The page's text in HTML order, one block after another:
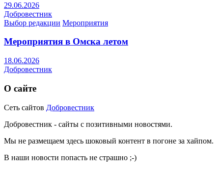
29.06.2026
Добровестник
Выбор редакции Мероприятия
Мероприятия в Омска летом
18.06.2026
Добровестник
О сайте
Сеть сайтов Добровестник
Добровестник - сайты с позитивными новостями.
Мы не размещаем здесь шоковый контент в погоне за хайпом.
В наши новости попасть не страшно ;-)